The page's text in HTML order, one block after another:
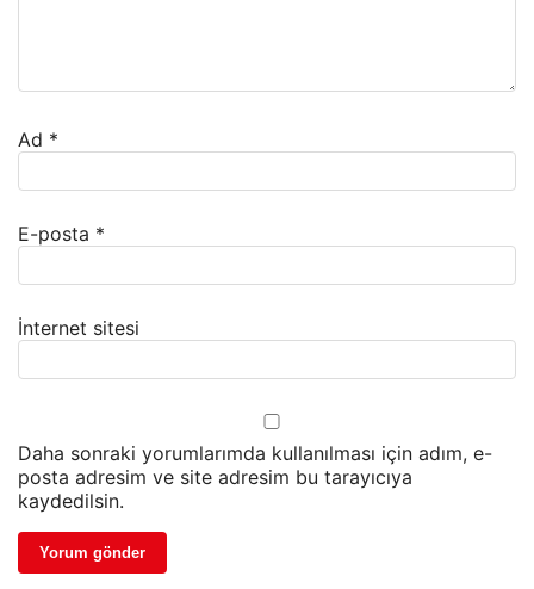
Ad *
E-posta *
İnternet sitesi
Daha sonraki yorumlarımda kullanılması için adım, e-
posta adresim ve site adresim bu tarayıcıya
kaydedilsin.